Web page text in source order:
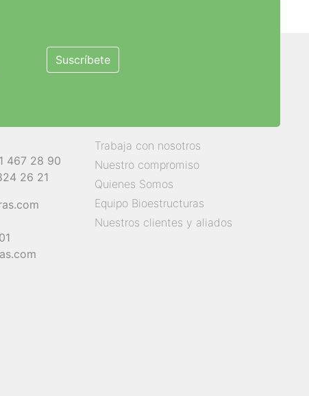
Suscríbete
467 28 90
26 21
Trabaja con nosotros
Nuestro compromiso
Quienes Somos
Equipo Bioestructuras
Nuestros clientes y aliados